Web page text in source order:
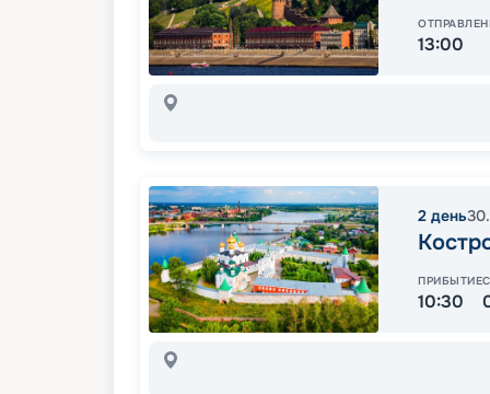
13:00
2 день
ПРИБЫТИЕ
10:30